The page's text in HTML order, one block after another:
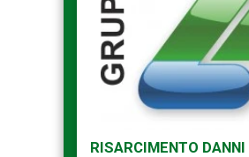
RISARCIMENTO DANNI